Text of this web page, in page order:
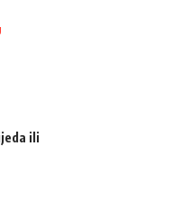
ili